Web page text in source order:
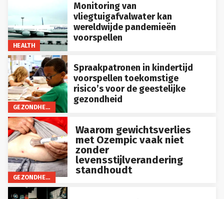
HEALTH
Monitoring van
vliegtuigafvalwater kan
wereldwijde pandemieën
voorspellen
GEZONDHEID
Spraakpatronen in kindertijd
voorspellen toekomstige
risico’s voor de geestelijke
gezondheid
GEZONDHEID
Waarom gewichtsverlies
met Ozempic vaak niet
zonder
levensstijlverandering
standhoudt